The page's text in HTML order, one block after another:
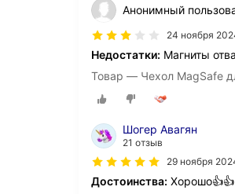
Анонимный
24 ноября
Недостатки: Магниты
Товар — Чехол MagSafe
Шогер Авагян
21 отзыв
29 ноября
Достоинства: